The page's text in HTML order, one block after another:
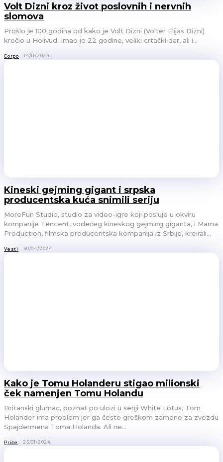
Volt Dizni kroz život poslovnih i nervnih
slomova
Prošlo je 100 godina od kako je Volt Dizni (Volter Elijas Dizni)
kročio u Holivud. Imao je 22 godine, veliki crtački dar, ali i...
Corpo 14/11/2024
Kineski gejming gigant i srpska
producentska kuća snimili seriju
MoreFun Studio, studio za video-igre koji posluje u okviru
kompanije Tencent, vodećeg kineskog gejming giganta, i Mama
Production, filmska producentska kompanija iz Srbije, kreirali...
Vesti 30/04/2024
Kako je Tomu Holanderu stigao milionski
ček namenjen Tomu Holandu
Britanski glumac, poznat po ulozi u seriji White Lotus, Tom
Holander ima problem jer ga često greškom zamene za zvezdu
Spajdermena Toma Holanda. Ali ne...
Priče 25/01/2024